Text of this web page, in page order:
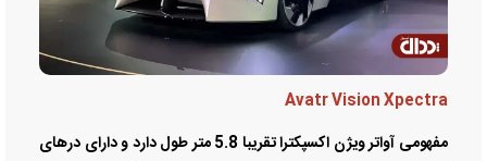
Avatr Vision Xpectra
مفهومی آواتر ویژن اکسپکترا تقریبا 5.8 متر طول دارد و دارای درهای